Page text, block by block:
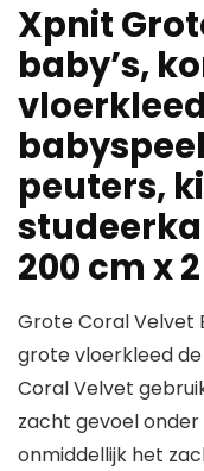
Xpnit
baby’s,
peuters,
200 cm x
Grote Coral Velvet
grote vloerkleed
Coral Velvet
zacht gevoel
onmiddellijk het